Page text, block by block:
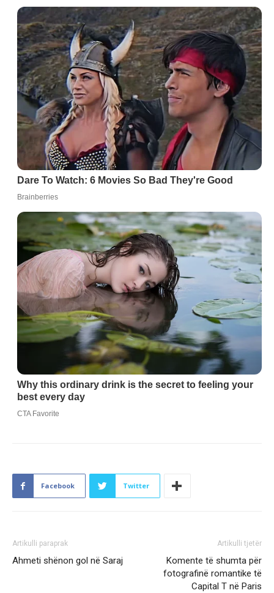
Facebook Twitter
Artikulli paraprak
Ahmeti shënon gol në Saraj
Artikulli tjetër
Komente të shumta për
fotografinë romantike të
Capital T në Paris